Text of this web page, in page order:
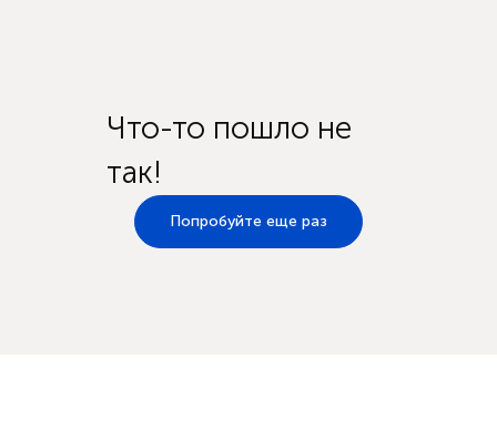
Что-то пошло не
так!
Попробуйте еще раз